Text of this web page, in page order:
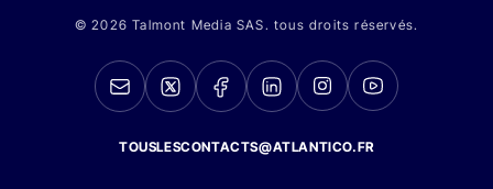
© 2026 Talmont Media SAS. tous droits réservés.
TOUSLESCONTACTS@ATLANTICO.FR